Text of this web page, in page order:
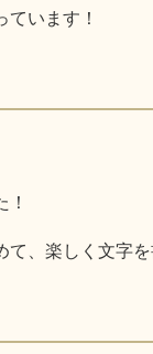
います！
、楽しく文字